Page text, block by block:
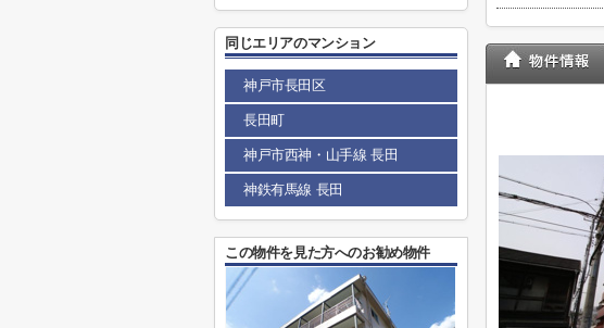
同じエリアのマンション
神戸市長田区
長田町
神戸市西神・山手線 長田
神鉄有馬線 長田
この物件を見た方へのお勧め物件